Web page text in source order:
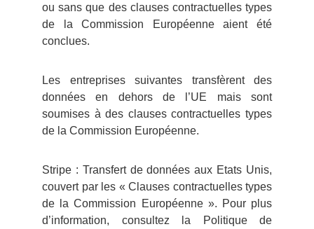
ou sans que des clauses contractuelles types
de la Commission Européenne aient été
conclues.
Les entreprises suivantes transfèrent des
données en dehors de l’UE mais sont
soumises à des clauses contractuelles types
de la Commission Européenne.
Stripe : Transfert de données aux Etats Unis,
couvert par les « Clauses contractuelles types
de la Commission Européenne ». Pour plus
d’information, consultez la Politique de